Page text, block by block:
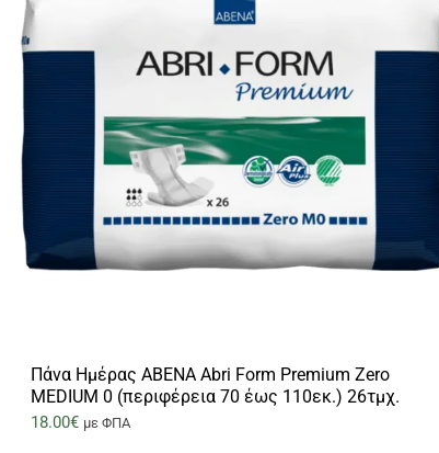
Πάνα Ημέρας ABENA Abri Form Premium Zero
MEDIUM 0 (περιφέρεια 70 έως 110εκ.) 26τμχ.
18.00€ με ΦΠΑ